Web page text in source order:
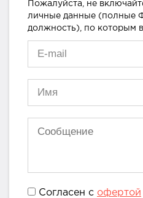
Пожалуйста, не
личные данные (полные
должность), по которым
Согласен с офертой